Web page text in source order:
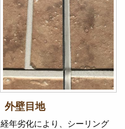
外壁目地
経年劣化により、シーリング